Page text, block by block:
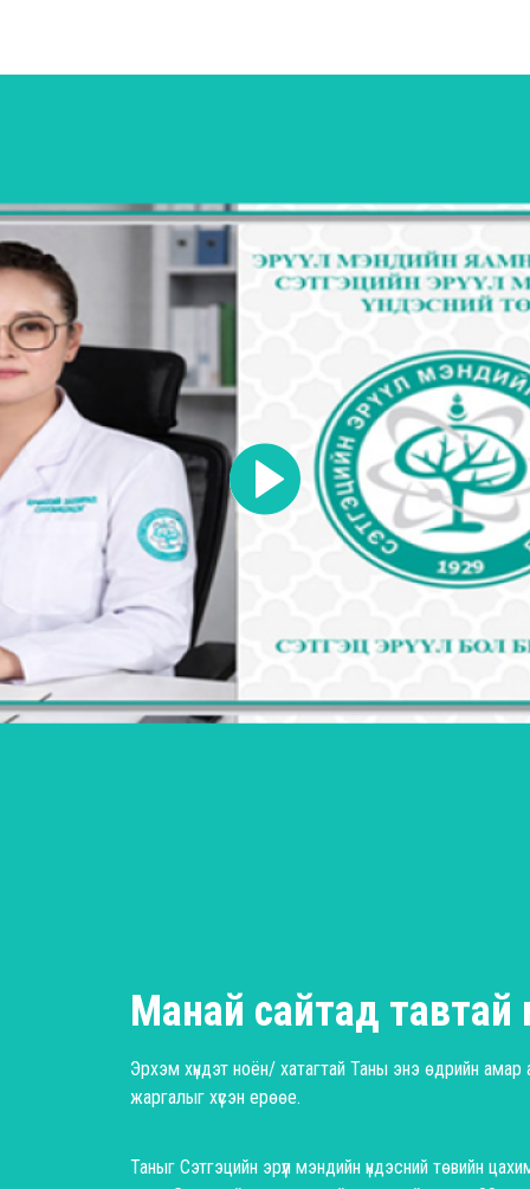
Манай сайтад тавтай
Эрхэм хүндэт ноён/ хатагтай Таны энэ өдрийн амар
жаргалыг хүсэн ерөөе.
Таныг Сэтгэцийн эрүүл мэндийн үндэсний төвийн